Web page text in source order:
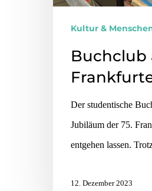
Kultur &
Buchclub
Der studentische
Jubiläum der 75.
entgehen lassen.
12. Dezember 2023